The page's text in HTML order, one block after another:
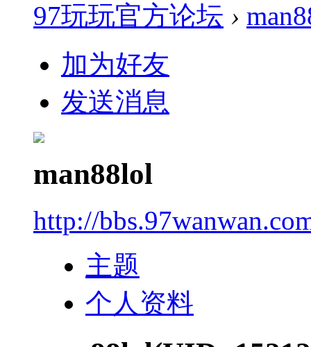
97玩玩官方论坛 ›
加为好友
发送消息
man88lol
http://
主题
个人资料